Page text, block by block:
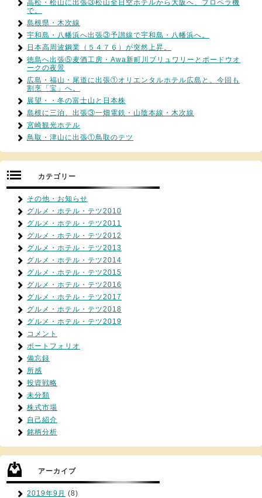
高松・松山に出張③松山全日空ホテルから大阪へ、プロペラ機
で。
島根県・木次線
宇和島・八幡浜へ出張③予讃線で宇和島・八幡浜へ。
日本高周波鋼業（５４７６）が突然上昇。
徳島へ出張⑤麦酒工房・Awa新町川ブリュワリーとボードウオ
ークの夜景
広島・福山・尾道に出張①オリエンタルホテル広島と、今回も
割烹「宝」へ。
展望・・冬の富士山と日本株
島根に三泊、出張③一畑電鉄・山陰本線・木次線
宮崎観光ホテル
鳥取・津山に出張①鳥取のテツ
カテゴリー
その他・お知らせ
グルメ・ホテル・テツ2010
グルメ・ホテル・テツ2011
グルメ・ホテル・テツ2012
グルメ・ホテル・テツ2013
グルメ・ホテル・テツ2014
グルメ・ホテル・テツ2015
グルメ・ホテル・テツ2016
グルメ・ホテル・テツ2017
グルメ・ホテル・テツ2018
グルメ・ホテル・テツ2019
コメント
ポートフォリオ
備忘録
所感
投資戦略
未分類
株式市場
自己紹介
銘柄分析
アーカイブ
2019年9月 (8)